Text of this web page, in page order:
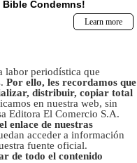
labor periodística que
Por ello, les recordamos que
distribuir, copiar total
en nuestra web, sin
Editora El Comercio S.A.
enlace de nuestras
acceder a información
fuente oficial.
de todo el contenido